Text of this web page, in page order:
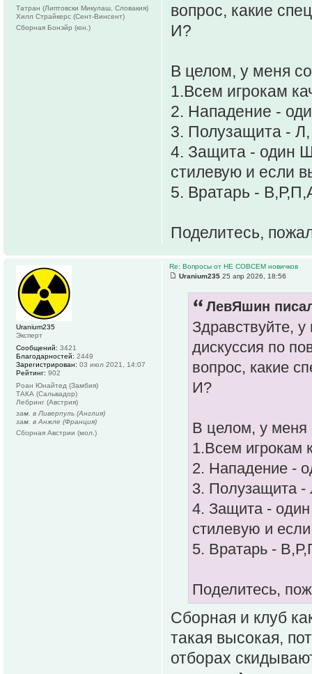
вопрос, какие
И?
В целом, у меня
1.Всем игрокам
2. Нападение -
3. Полузащита -
4. Защита - один
стилевую и если
5. Вратарь -
Поделитесь,
Татран (Липтовски Микулаш, Словакия)
Хилл Страйкерс (Сент-Винсент)
Сборная Бонэйр (юн.)
Re: Вопросы от НЕ СОВСЕМ новичков
Uranium235 25 апр 2026, 18:56
ЛевЯшин
Здравствуйте,
дискуссия по
вопрос, какие
И?
В целом, у меня
1.Всем игрокам
2. Нападение -
3. Полузащита -
4. Защита -
стилевую и
5. Вратарь -
Поделитесь,
Сборная и клуб
такая высокая,
отборах
Uranium235
Эксперт
Сообщений: 3421
Благодарностей: 2449
Зарегистрирован: 03 июл 2021, 14:07
Рейтинг: 902
Роан Юнайтед (Замбия)
ТАКА (Сальвадор)
Лебринг (Австрия)
зам. в Ливерпуль (Англия)
зам. в Анжле (Франция)
Сборная Австрии (мол.)